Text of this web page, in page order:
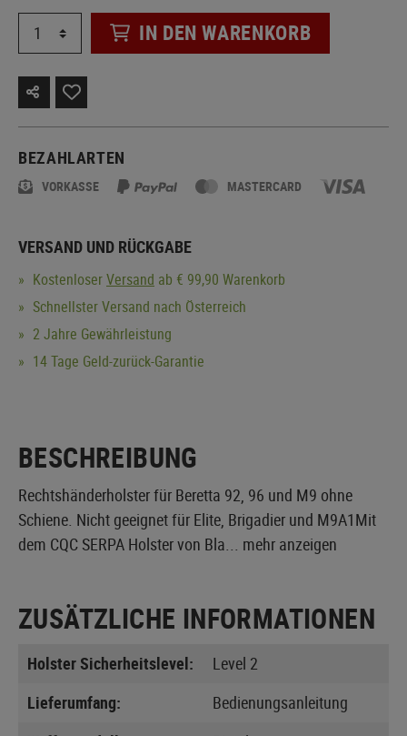
IN DEN WARENKORB
BEZAHLARTEN
VORKASSE MASTERCARD
VERSAND UND RÜCKGABE
KostenloserVersand ab € 99,90 Warenkorb
Schnellster Versand nach Österreich
2 Jahre Gewährleistung
14 Tage Geld-zurück-Garantie
BESCHREIBUNG
Rechtshänderholster für Beretta 92, 96 und M9 ohne
Schiene. Nicht geeignet für Elite, Brigadier und M9A1Mit
dem CQC SERPA Holster von Bla... mehr anzeigen
ZUSÄTZLICHE INFORMATIONEN
Holster Sicherheitslevel:
Level 2
Lieferumfang:
Bedienungsanleitung